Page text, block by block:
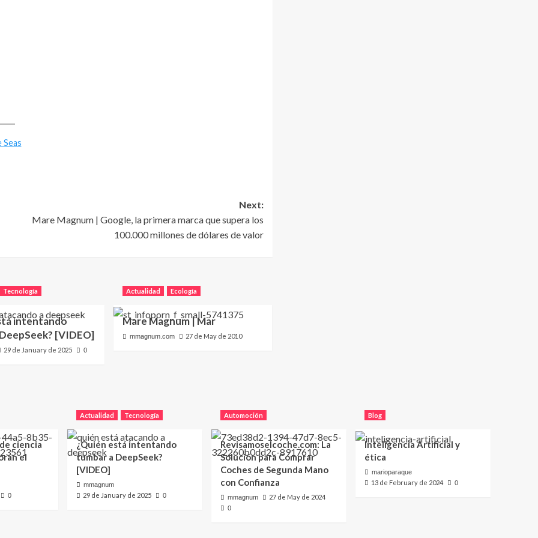
Next:
Mare Magnum | Google, la primera marca que supera los
100.000 millones de dólares de valor
Tecnología
intentando
[VIDEO]
29 de January de 2025 0
Actualidad Ecología
Mare Magnum | Mar
mmagnum.com 27 de May de 2010
ciencia
el
0
Actualidad Tecnología
¿Quién está intentando
tumbar a DeepSeek?
[VIDEO]
mmagnum
29 de January de 2025 0
Automoción
Revisamoselcoche.com: La
Solución para Comprar
Coches de Segunda Mano
con Confianza
mmagnum 27 de May de 2024
0
Blog
Inteligencia Artificial y
ética
marioparaque
13 de February de 2024 0